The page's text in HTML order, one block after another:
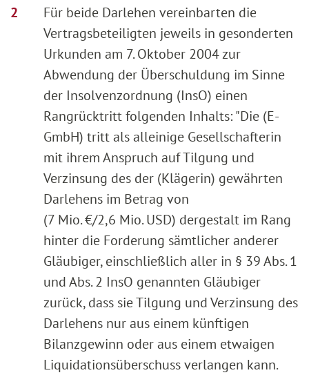
Für beide Darlehen vereinbarten die
Vertragsbeteiligten jeweils in gesonderten
Urkunden am 7. Oktober 2004 zur
Abwendung der Überschuldung im Sinne
der Insolvenzordnung (InsO) einen
Rangrücktritt folgenden Inhalts: "Die (E-
GmbH) tritt als alleinige Gesellschafterin
mit ihrem Anspruch auf Tilgung und
Verzinsung des der (Klägerin) gewährten
Darlehens im Betrag von
(7 Mio. €/2,6 Mio. USD) dergestalt im Rang
hinter die Forderung sämtlicher anderer
Gläubiger, einschließlich aller in § 39 Abs. 1
und Abs. 2 InsO genannten Gläubiger
zurück, dass sie Tilgung und Verzinsung des
Darlehens nur aus einem künftigen
Bilanzgewinn oder aus einem etwaigen
Liquidationsüberschuss verlangen kann.